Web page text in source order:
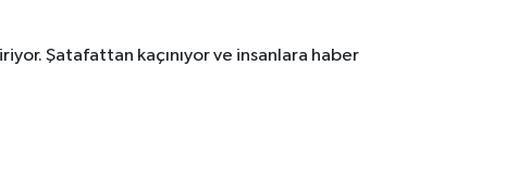
Şatafattan kaçınıyor ve insanlara haber